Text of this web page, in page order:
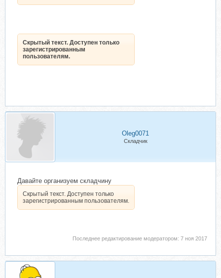
Скрытый текст. Доступен только
зарегистрированным
пользователям.
Oleg0071
Складчик
Давайте организуем складчину
Скрытый текст. Доступен только
зарегистрированным пользователям.
Последнее редактирование модератором: 7 ноя 2017